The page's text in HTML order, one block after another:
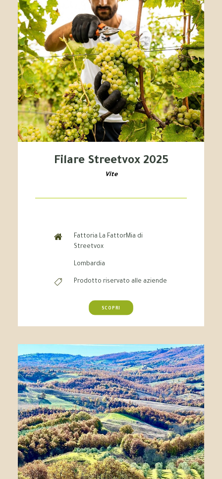
Filare Streetvox 2025
Vite
Fattoria La FattorMia di
Streetvox
Lombardia
Prodotto riservato alle aziende
SCOPRI